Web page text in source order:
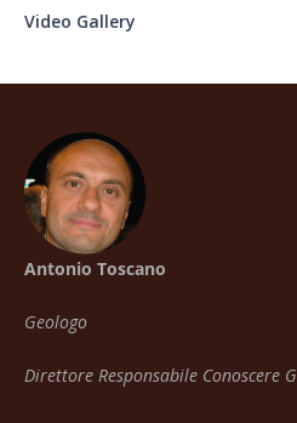
Video Gallery
Antonio Toscano
Geologo
Direttore Responsabile Conoscere